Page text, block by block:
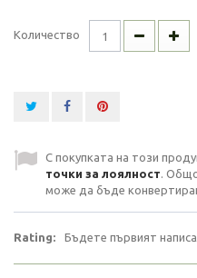
Количество
С покупката на този
точки за лоялност.
може да бъде
Rating: Бъдете първият